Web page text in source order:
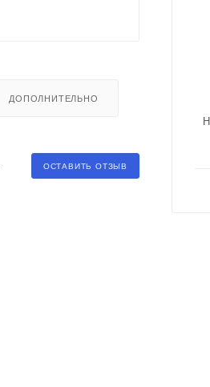
ДОПОЛНИТЕЛЬНО
ОСТАВИТЬ ОТЗЫВ